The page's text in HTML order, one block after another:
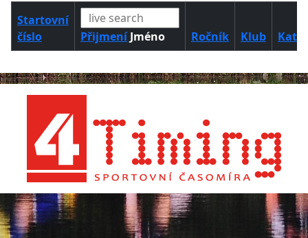
Startovní
číslo
PřijmeníJméno Ročník Klub